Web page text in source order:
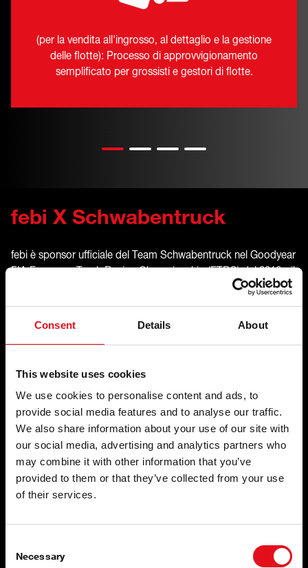
Consent Details About
This website uses cookies
We use cookies to personalise content and ads, to
provide social media features and to analyse our traffic.
We also share information about your use of our site with
our social media, advertising and analytics partners who
may combine it with other information that you’ve
provided to them or that they’ve collected from your use
of their services.
Selection
Necessary
(per la vendita all'ingrosso, al dettaglio e la gestione
delle flotte): Processo di approvvigionamento
semplificato per grossisti e gestori di flotte.
febi X Schwabentruck
febi è sponsor ufficiale del Team Schwabentruck nel Goodyear
FIA European Truck Racing Championship (ETRC) dal 2016 - il
più grande campionato truck al mondo! Siamo orgogliosi di